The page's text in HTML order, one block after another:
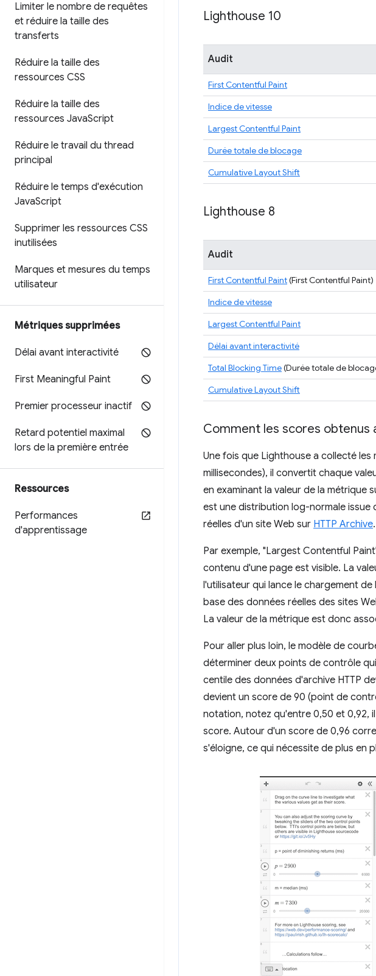
Limiter le nombre de requêtes
et réduire la taille des
transferts
Réduire la taille des
ressources CSS
Réduire la taille des
ressources JavaScript
Réduire le travail du thread
principal
Réduire le temps d'exécution
JavaScript
Supprimer les ressources CSS
inutilisées
Marques et mesures du temps
utilisateur
Métriques supprimées
Délai avant interactivité
First Meaningful Paint
Premier processeur inactif
Retard potentiel maximal
lors de la première entrée
Ressources
Performances
d'apprentissage
Lighthouse 10
Audit
First Contentful Paint
Indice de vitesse
Largest Contentful Paint
Durée totale de blocage
Cumulative Layout Shift
Lighthouse 8
Audit
First Contentful Paint(First Contentful Paint)
Indice de vitesse
Largest Contentful Paint
Délai avant interactivité
Total Blocking Time(Durée totale de
Cumulative Layout Shift
Comment les scores obtenus
Une fois que Lighthouse a collecté
millisecondes), il convertit chaque
en examinant la valeur de la
est une distribution log-normale
réelles d'un site Web sur HTTP Archive.
Par exemple, "Largest Contentful
contenu d'une page est visible. La
l'utilisateur qui lance le chargement
base des données réelles des sites
La valeur de la métrique est donc
Pour aller plus loin, le modèle de
déterminer deux points de contrôle
centile des données d'archive HTTP
devient un score de 90 (point de
notation, notez qu'entre 0,50 et 0,92,
score. Autour d'un score de 0,96
s'éloigne, ce qui nécessite de plus en